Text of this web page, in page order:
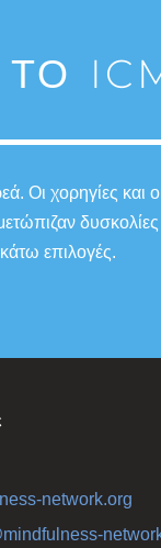
Οι χορηγίες και
επιλογές.
network.org